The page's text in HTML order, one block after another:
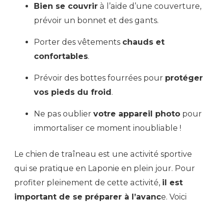
Bien se couvrir à l’aide d’une couverture,
prévoir un bonnet et des gants.
Porter des vêtements chauds et
confortables.
Prévoir des bottes fourrées pour protéger
vos pieds du froid.
Ne pas oublier votre appareil photo pour
immortaliser ce moment inoubliable !
Le chien de traîneau est une activité sportive
qui se pratique en Laponie en plein jour. Pour
profiter pleinement de cette activité, il est
important de se préparer à l’avance. Voici